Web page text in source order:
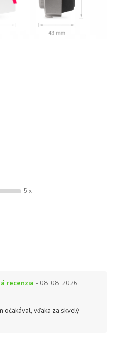
5 x
recenzia - 08. 08. 2026
očakával, vďaka za skvelý